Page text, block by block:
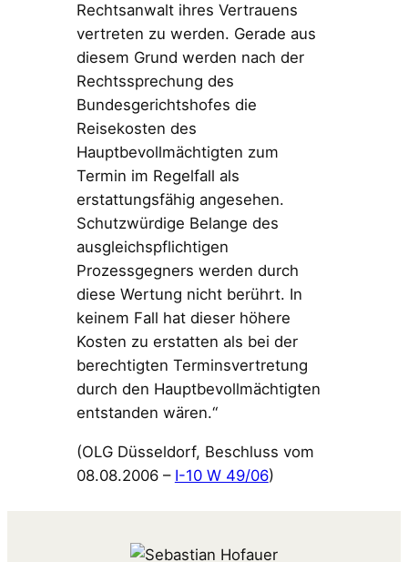
Rechtsanwalt ihres Vertrauens
vertreten zu werden. Gerade aus
diesem Grund werden nach der
Rechtssprechung des
Bundesgerichtshofes die
Reisekosten des
Hauptbevollmächtigten zum
Termin im Regelfall als
erstattungsfähig angesehen.
Schutzwürdige Belange des
ausgleichspflichtigen
Prozessgegners werden durch
diese Wertung nicht berührt. In
keinem Fall hat dieser höhere
Kosten zu erstatten als bei der
berechtigten Terminsvertretung
durch den Hauptbevollmächtigten
entstanden wären.“
(OLG Düsseldorf, Beschluss vom
08.08.2006 – I-10 W 49/06)